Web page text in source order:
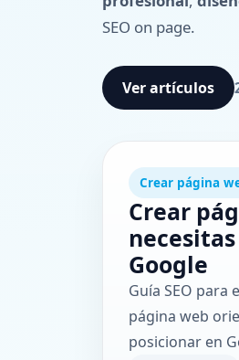
SEO on page.
Ver artículos
Crear página
Crear
Google
Guía SEO para
página web
posicionar en